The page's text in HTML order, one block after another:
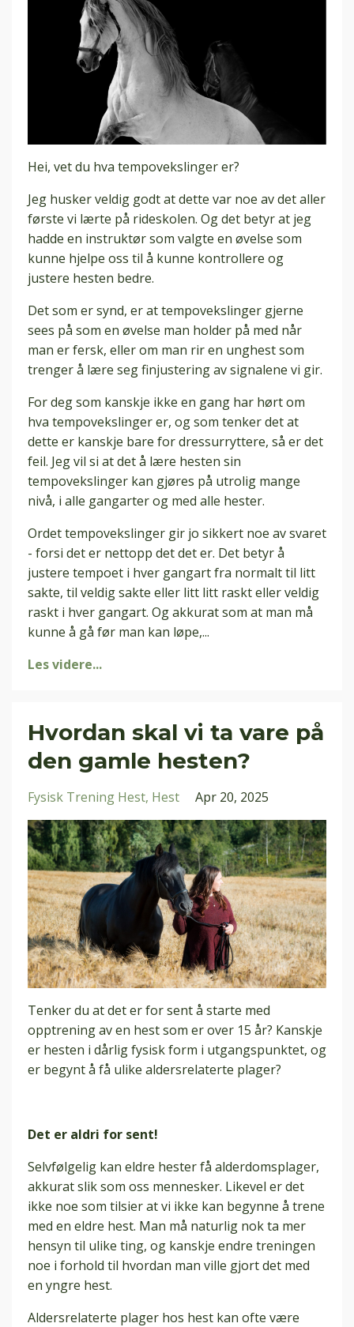
Hei, vet du hva tempovekslinger er?
Jeg husker veldig godt at dette var noe av det aller
første vi lærte på rideskolen. Og det betyr at jeg
hadde en instruktør som valgte en øvelse som
kunne hjelpe oss til å kunne kontrollere og
justere hesten bedre.
Det som er synd, er at tempovekslinger gjerne
sees på som en øvelse man holder på med når
man er fersk, eller om man rir en unghest som
trenger å lære seg finjustering av signalene vi gir.
For deg som kanskje ikke en gang har hørt om
hva tempovekslinger er, og som tenker det at
dette er kanskje bare for dressurryttere, så er det
feil. Jeg vil si at det å lære hesten sin
tempovekslinger kan gjøres på utrolig mange
nivå, i alle gangarter og med alle hester.
Ordet tempovekslinger gir jo sikkert noe av svaret
- forsi det er nettopp det det er. Det betyr å
justere tempoet i hver gangart fra normalt til litt
sakte, til veldig sakte eller litt litt raskt eller veldig
raskt i hver gangart. Og akkurat som at man må
kunne å gå før man kan løpe,...
Les videre...
Hvordan skal vi ta vare på
den gamle hesten?
Fysisk Trening Hest Hest Apr 20, 2025
Tenker du at det er for sent å starte med
opptrening av en hest som er over 15 år? Kanskje
er hesten i dårlig fysisk form i utgangspunktet, og
er begynt å få ulike aldersrelaterte plager?
Det er aldri for sent!
Selvfølgelig kan eldre hester få alderdomsplager,
akkurat slik som oss mennesker. Likevel er det
ikke noe som tilsier at vi ikke kan begynne å trene
med en eldre hest. Man må naturlig nok ta mer
hensyn til ulike ting, og kanskje endre treningen
noe i forhold til hvordan man ville gjort det med
en yngre hest.
Aldersrelaterte plager hos hest kan ofte være